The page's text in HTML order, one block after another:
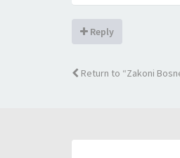
Reply
Return to “Zakoni